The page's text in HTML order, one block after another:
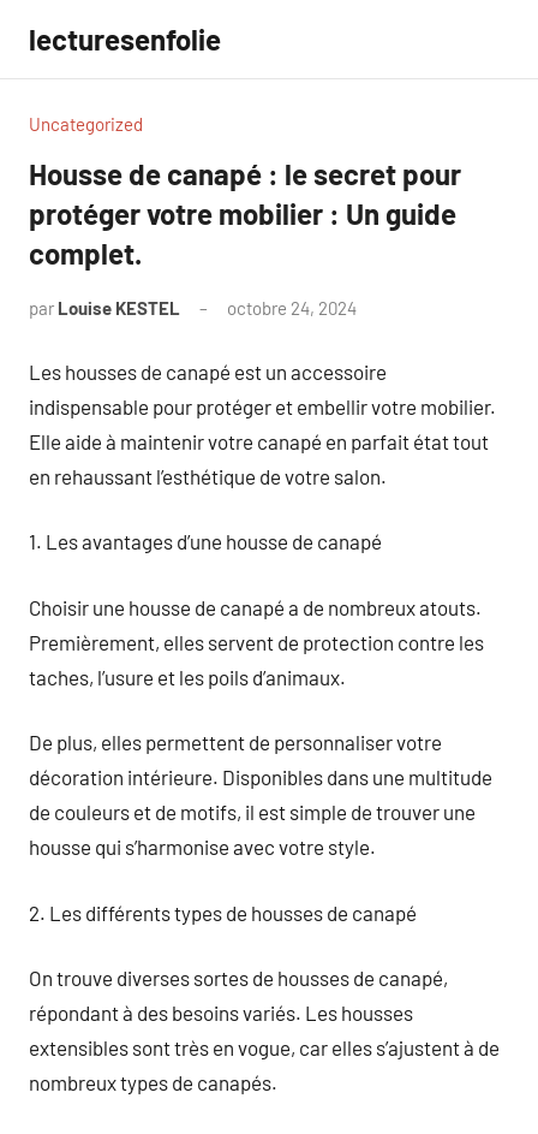
contenu
lecturesenfolie
Uncategorized
Housse de canapé : le secret pour
protéger votre mobilier : Un guide
complet.
par Louise KESTEL octobre 24, 2024
Les housses de canapé est un accessoire
indispensable pour protéger et embellir votre mobilier.
Elle aide à maintenir votre canapé en parfait état tout
en rehaussant l’esthétique de votre salon.
1. Les avantages d’une housse de canapé
Choisir une housse de canapé a de nombreux atouts.
Premièrement, elles servent de protection contre les
taches, l’usure et les poils d’animaux.
De plus, elles permettent de personnaliser votre
décoration intérieure. Disponibles dans une multitude
de couleurs et de motifs, il est simple de trouver une
housse qui s’harmonise avec votre style.
2. Les différents types de housses de canapé
On trouve diverses sortes de housses de canapé,
répondant à des besoins variés. Les housses
extensibles sont très en vogue, car elles s’ajustent à de
nombreux types de canapés.